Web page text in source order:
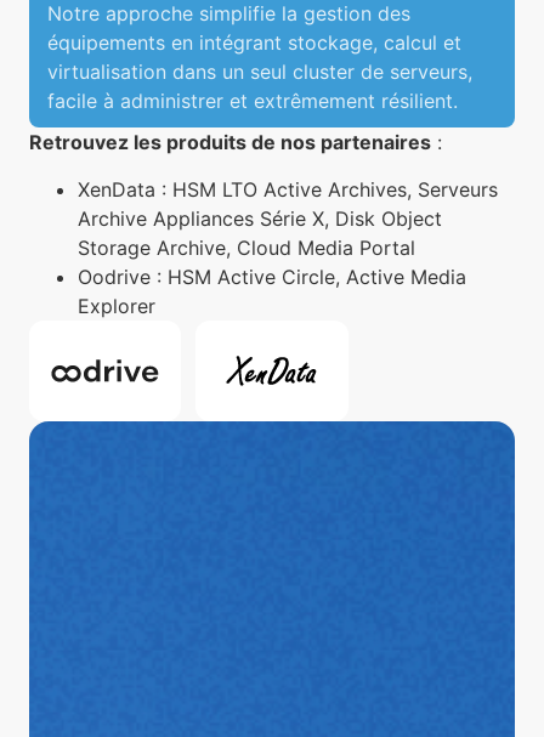
Notre approche simplifie la gestion des
équipements en intégrant stockage, calcul et
virtualisation dans un seul cluster de serveurs,
facile à administrer et extrêmement résilient.
Retrouvez les produits de nos partenaires :
XenData : HSM LTO Active Archives, Serveurs
Archive Appliances Série X, Disk Object
Storage Archive, Cloud Media Portal
Oodrive : HSM Active Circle, Active Media
Explorer